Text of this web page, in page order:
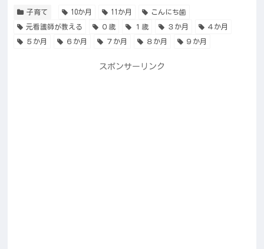
子育て 10か月 11か月 こんにち歯
元看護師が教える ０歳 １歳 ３か月 ４か月
５か月 ６か月 ７か月 ８か月 ９か月
スポンサーリンク